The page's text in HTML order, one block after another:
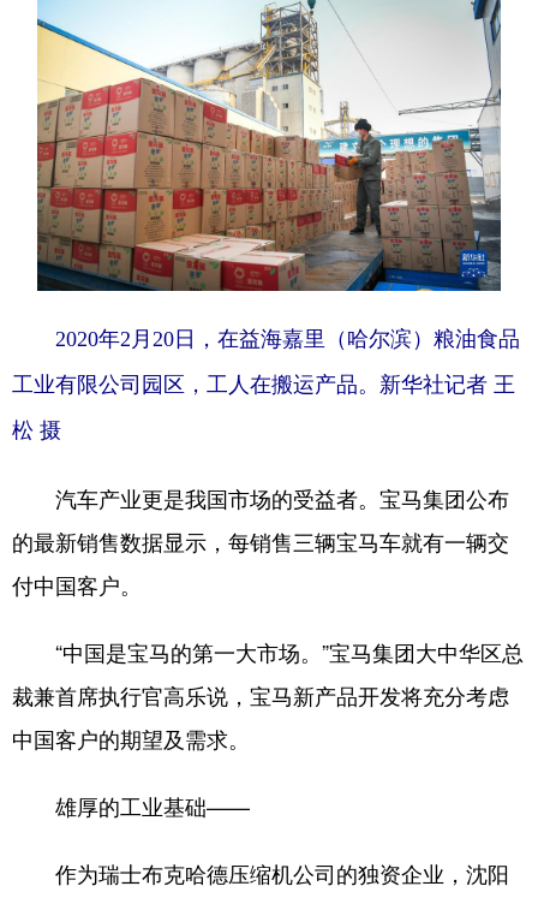
2020年2月20日，在益海嘉里（哈尔滨）粮油食品
工业有限公司园区，工人在搬运产品。新华社记者 王
松 摄
汽车产业更是我国市场的受益者。宝马集团公布
的最新销售数据显示，每销售三辆宝马车就有一辆交
付中国客户。
“中国是宝马的第一大市场。”宝马集团大中华区总
裁兼首席执行官高乐说，宝马新产品开发将充分考虑
中国客户的期望及需求。
雄厚的工业基础——
作为瑞士布克哈德压缩机公司的独资企业，沈阳